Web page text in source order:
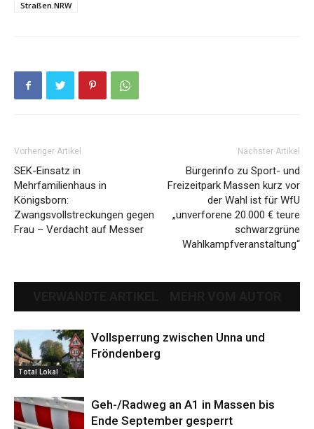
Straßen.NRW
Vorheriger Artikel
SEK-Einsatz in
Mehrfamilienhaus in
Königsborn:
Zwangsvollstreckungen gegen
Frau – Verdacht auf Messer
Nächster Artikel
Bürgerinfo zu Sport- und
Freizeitpark Massen kurz vor
der Wahl ist für WfU
„unverforene 20.000 € teure
schwarzgrüne
Wahlkampfveranstaltung“
Total Lokal
Vollsperrung zwischen Unna und
Fröndenberg
Geh-/Radweg an A1 in Massen bis
Ende September gesperrt